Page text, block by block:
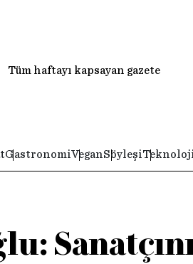
Tüm haftayı kapsayan gazete
GastronomiVeganSöyleşiTeknoloji